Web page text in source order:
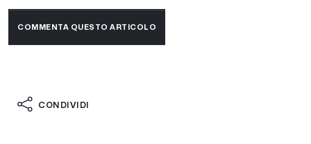
COMMENTA QUESTO ARTICOLO
CONDIVIDI